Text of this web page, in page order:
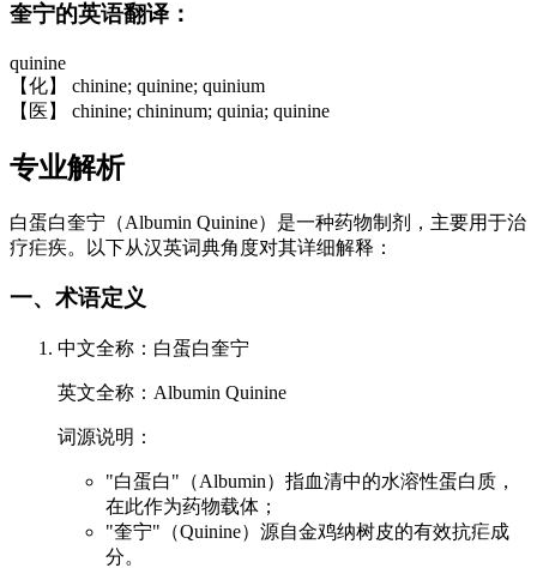
奎宁的英语翻译：
quinine
【化】 chinine; quinine; quinium
【医】 chinine; chininum; quinia; quinine
专业解析
白蛋白奎宁（Albumin Quinine）是一种药物制剂，主要用于治
疗疟疾。以下从汉英词典角度对其详细解释：
一、术语定义
中文全称：白蛋白奎宁
英文全称：Albumin Quinine
词源说明：
"白蛋白"（Albumin）指血清中的水溶性蛋白质，
在此作为药物载体；
"奎宁"（Quinine）源自金鸡纳树皮的有效抗疟成
分。